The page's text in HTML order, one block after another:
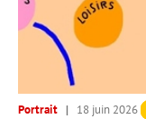
Portrait 18 juin 2026